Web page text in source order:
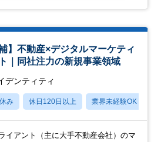
】不動産×デジタルマーケティ
｜同社注力の新規事業領域
デンティティ
み 休日120日以上 業界未経験OK
イアント（主に大手不動産会社）のマ